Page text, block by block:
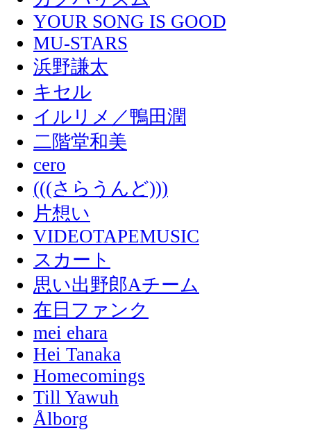
YOUR SONG IS GOOD
MU-STARS
浜野謙太
キセル
イルリメ／鴨田潤
二階堂和美
cero
(((さらうんど)))
片想い
VIDEOTAPEMUSIC
スカート
思い出野郎Aチーム
在日ファンク
mei ehara
Hei Tanaka
Homecomings
Till Yawuh
Ålborg